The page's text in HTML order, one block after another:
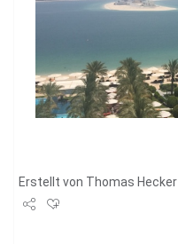
Erstellt von Thomas Hecker